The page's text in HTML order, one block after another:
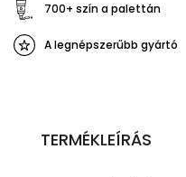
700+ szín a palettán
A legnépszerűbb gyártó
TERMÉKLEÍRÁS